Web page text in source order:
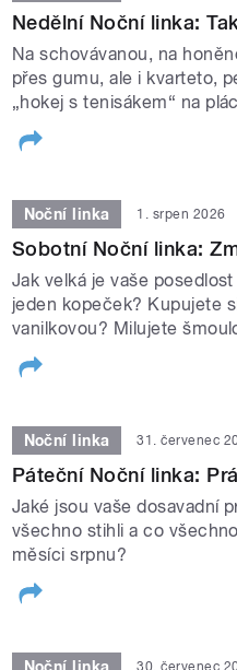
Nedělní Noční linka:
Na schovávanou, na
přes gumu, ale i kvarteto,
„hokej s tenisákem“ na
Noční linka 1. srpen 2026
Sobotní Noční linka:
Jak velká je vaše
jeden kopeček? Kupujete
vanilkovou? Milujete
Noční linka 31. červenec
Páteční Noční linka:
Jaké jsou vaše dosavadní
všechno stihli a co
měsíci srpnu?
30. červenec